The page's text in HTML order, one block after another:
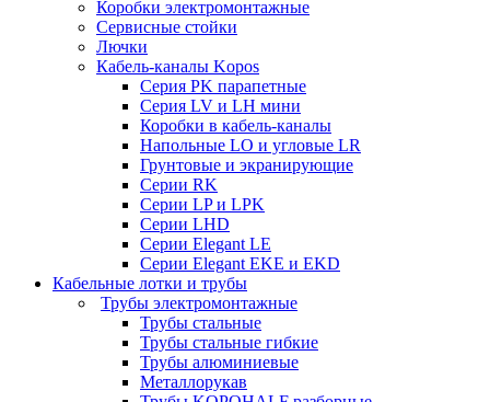
Коробки электромонтажные
Сервисные стойки
Лючки
Кабель-каналы Kopos
Серия PK парапетные
Серия LV и LH мини
Коробки в кабель-каналы
Напольные LO и угловые LR
Грунтовые и экранирующие
Серии RK
Серии LP и LPK
Серии LHD
Серии Elegant LE
Серии Elegant EKE и EKD
Кабельные лотки и трубы
Трубы электромонтажные
Трубы стальные
Трубы стальные гибкие
Трубы алюминиевые
Металлорукав